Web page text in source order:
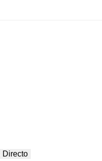
Directo